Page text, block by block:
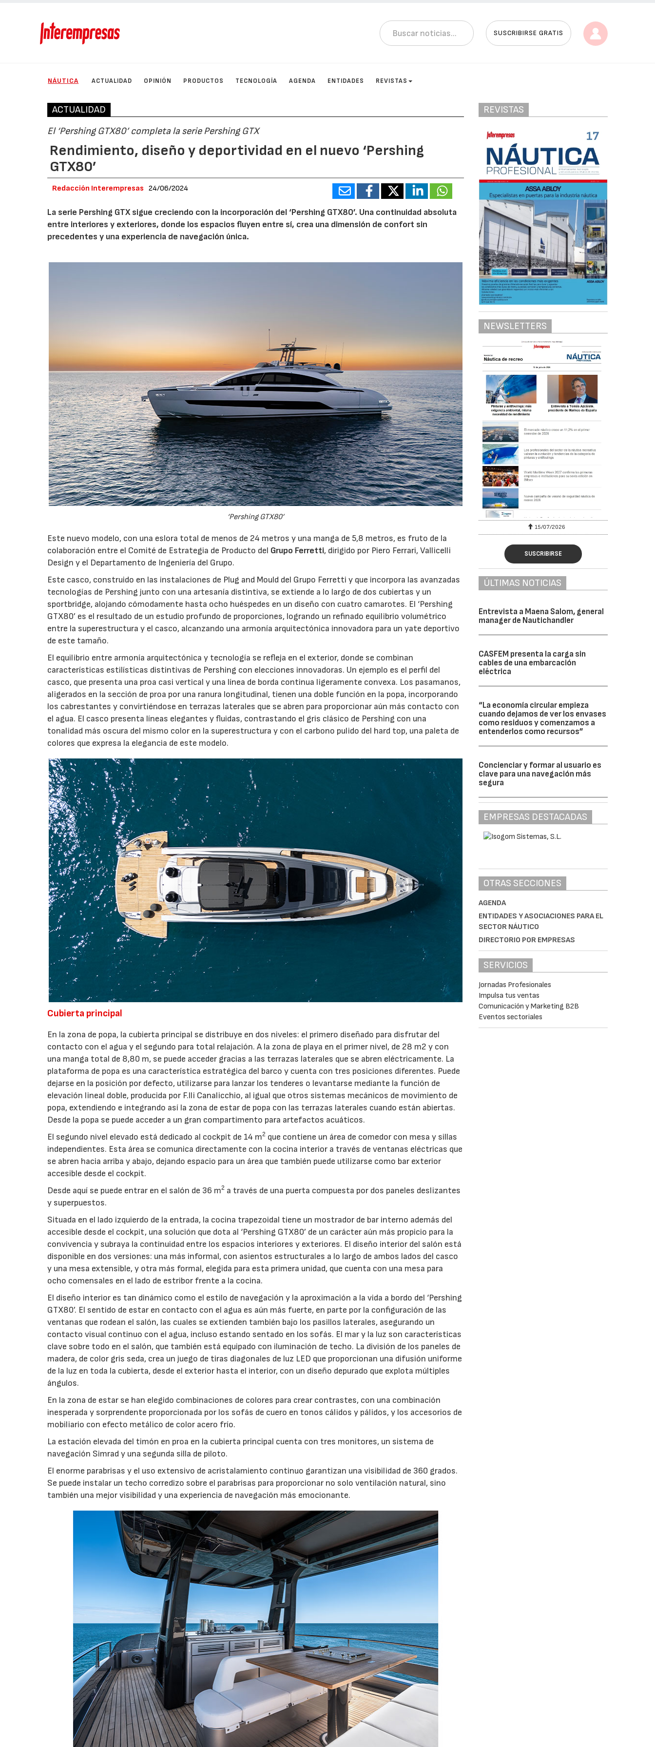
SUSCRIBIRSE GRATIS
NÁUTICA ACTUALIDAD OPINIÓN PRODUCTOS TECNOLOGÍA AGENDA ENTIDADES REVISTAS
ACTUALIDAD
El ‘Pershing GTX80’ completa la serie Pershing GTX
Rendimiento, diseño y deportividad en el nuevo ‘Pershing
GTX80’
Redacción Interempresas 24/06/2024
La serie Pershing GTX sigue creciendo con la incorporación del ‘Pershing GTX80’. Una continuidad absoluta
entre interiores y exteriores, donde los espacios fluyen entre sí, crea una dimensión de confort sin
precedentes y una experiencia de navegación única.
‘Pershing GTX80’
Este nuevo modelo, con una eslora total de menos de 24 metros y una manga de 5,8 metros, es fruto de la
colaboración entre el Comité de Estrategia de Producto del Grupo Ferretti, dirigido por Piero Ferrari, Vallicelli
Design y el Departamento de Ingeniería del Grupo.
Este casco, construido en las instalaciones de Plug and Mould del Grupo Ferretti y que incorpora las avanzadas
tecnologías de Pershing junto con una artesanía distintiva, se extiende a lo largo de dos cubiertas y un
sportbridge, alojando cómodamente hasta ocho huéspedes en un diseño con cuatro camarotes. El ‘Pershing
GTX80’ es el resultado de un estudio profundo de proporciones, logrando un refinado equilibrio volumétrico
entre la superestructura y el casco, alcanzando una armonía arquitectónica innovadora para un yate deportivo
de este tamaño.
El equilibrio entre armonía arquitectónica y tecnología se refleja en el exterior, donde se combinan
características estilísticas distintivas de Pershing con elecciones innovadoras. Un ejemplo es el perfil del
casco, que presenta una proa casi vertical y una línea de borda continua ligeramente convexa. Los pasamanos,
aligerados en la sección de proa por una ranura longitudinal, tienen una doble función en la popa, incorporando
los cabrestantes y convirtiéndose en terrazas laterales que se abren para proporcionar aún más contacto con
el agua. El casco presenta líneas elegantes y fluidas, contrastando el gris clásico de Pershing con una
tonalidad más oscura del mismo color en la superestructura y con el carbono pulido del hard top, una paleta de
colores que expresa la elegancia de este modelo.
Cubierta principal
En la zona de popa, la cubierta principal se distribuye en dos niveles: el primero diseñado para disfrutar del
contacto con el agua y el segundo para total relajación. A la zona de playa en el primer nivel, de 28 m2 y con
una manga total de 8,80 m, se puede acceder gracias a las terrazas laterales que se abren eléctricamente. La
plataforma de popa es una característica estratégica del barco y cuenta con tres posiciones diferentes. Puede
dejarse en la posición por defecto, utilizarse para lanzar los tenderes o levantarse mediante la función de
elevación lineal doble, producida por F.lli Canalicchio, al igual que otros sistemas mecánicos de movimiento de
popa, extendiendo e integrando así la zona de estar de popa con las terrazas laterales cuando están abiertas.
Desde la popa se puede acceder a un gran compartimento para artefactos acuáticos.
El segundo nivel elevado está dedicado al cockpit de 14 m2 que contiene un área de comedor con mesa y sillas
independientes. Esta área se comunica directamente con la cocina interior a través de ventanas eléctricas que
se abren hacia arriba y abajo, dejando espacio para un área que también puede utilizarse como bar exterior
accesible desde el cockpit.
Desde aquí se puede entrar en el salón de 36 m2 a través de una puerta compuesta por dos paneles deslizantes
y superpuestos.
Situada en el lado izquierdo de la entrada, la cocina trapezoidal tiene un mostrador de bar interno además del
accesible desde el cockpit, una solución que dota al ‘Pershing GTX80’ de un carácter aún más propicio para la
convivencia y subraya la continuidad entre los espacios interiores y exteriores. El diseño interior del salón está
disponible en dos versiones: una más informal, con asientos estructurales a lo largo de ambos lados del casco
y una mesa extensible, y otra más formal, elegida para esta primera unidad, que cuenta con una mesa para
ocho comensales en el lado de estribor frente a la cocina.
El diseño interior es tan dinámico como el estilo de navegación y la aproximación a la vida a bordo del ‘Pershing
GTX80’. El sentido de estar en contacto con el agua es aún más fuerte, en parte por la configuración de las
ventanas que rodean el salón, las cuales se extienden también bajo los pasillos laterales, asegurando un
contacto visual continuo con el agua, incluso estando sentado en los sofás. El mar y la luz son características
clave sobre todo en el salón, que también está equipado con iluminación de techo. La división de los paneles de
madera, de color gris seda, crea un juego de tiras diagonales de luz LED que proporcionan una difusión uniforme
de la luz en toda la cubierta, desde el exterior hasta el interior, con un diseño depurado que explota múltiples
ángulos.
En la zona de estar se han elegido combinaciones de colores para crear contrastes, con una combinación
inesperada y sorprendente proporcionada por los sofás de cuero en tonos cálidos y pálidos, y los accesorios de
mobiliario con efecto metálico de color acero frío.
La estación elevada del timón en proa en la cubierta principal cuenta con tres monitores, un sistema de
navegación Simrad y una segunda silla de piloto.
El enorme parabrisas y el uso extensivo de acristalamiento continuo garantizan una visibilidad de 360 grados.
Se puede instalar un techo corredizo sobre el parabrisas para proporcionar no solo ventilación natural, sino
también una mejor visibilidad y una experiencia de navegación más emocionante.
REVISTAS
NEWSLETTERS
29/07/2026
SUSCRIBIRSE
ÚLTIMAS NOTICIAS
Entrevista a Maena Salom, general
manager de Nautichandler
CASFEM presenta la carga sin
cables de una embarcación
eléctrica
“La economía circular empieza
cuando dejamos de ver los envases
como residuos y comenzamos a
entenderlos como recursos”
Concienciar y formar al usuario es
clave para una navegación más
segura
EMPRESAS DESTACADAS
OTRAS SECCIONES
AGENDA
ENTIDADES Y ASOCIACIONES PARA EL
SECTOR NÁUTICO
DIRECTORIO POR EMPRESAS
SERVICIOS
Jornadas Profesionales
Impulsa tus ventas
Comunicación y Marketing B2B
Eventos sectoriales